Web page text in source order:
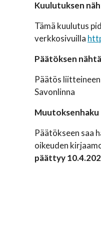
Kuulutuksen
Tämä kuulutus
verkkosivuilla
Päätöksen
Päätös
Savonlinna
Muutoksenhaku
Päätökseen saa
oikeuden
päättyy